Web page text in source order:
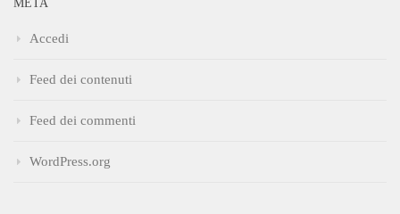
Accedi
Feed dei contenuti
Feed dei commenti
WordPress.org